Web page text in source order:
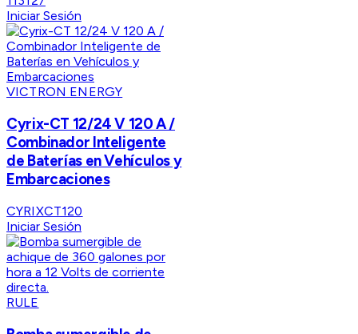
Iniciar Sesión
VICTRON ENERGY
Cyrix-CT 12/24 V 120 A /
Combinador Inteligente
de Baterías en Vehículos y
Embarcaciones
CYRIXCT120
Iniciar Sesión
RULE